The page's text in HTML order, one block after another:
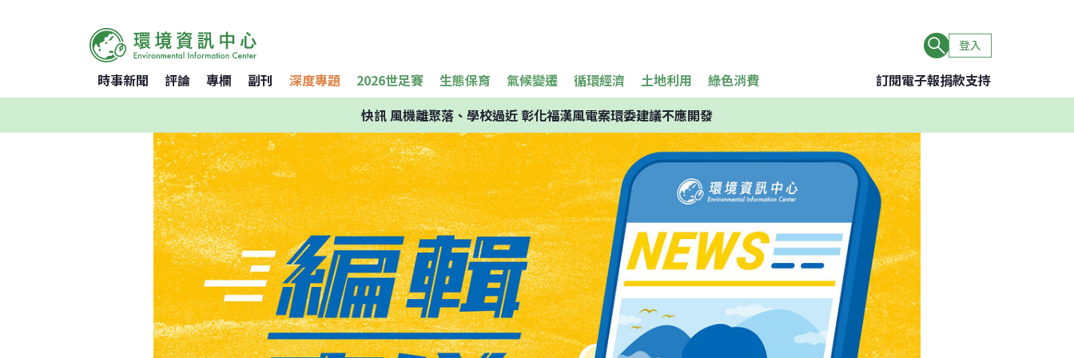
登入
時事新聞 評論 專欄 副刊 深度專題 2026世足賽 生態保育 氣候變遷 循環經濟 土地利用 綠色消費 訂閱電子報捐款支持
快訊風機離聚落、學校過近 彰化福漢風電案環委建議不應開發